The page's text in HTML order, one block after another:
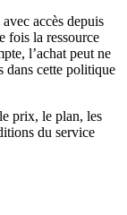
accès depuis
fois la ressource
l’achat peut ne
dans cette politique
prix, le plan, les
du service